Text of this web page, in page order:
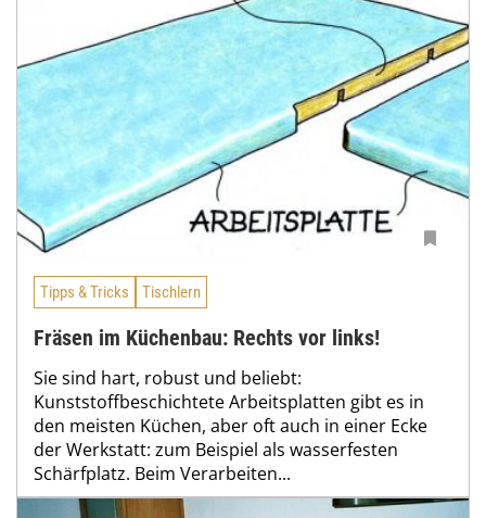
Tipps & Tricks Tischlern
Fräsen im Küchenbau: Rechts vor links!
Sie sind hart, robust und beliebt:
Kunststoffbeschichtete Arbeitsplatten gibt es in
den meisten Küchen, aber oft auch in einer Ecke
der Werkstatt: zum Beispiel als wasserfesten
Schärfplatz. Beim Verarbeiten...